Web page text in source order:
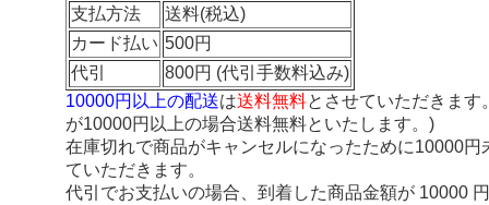
支払方法
送料(税込)
カード払い 500円
代引
800円 (代引手数料込み)
10000円以上の配送は送料無料とさせていただきま
が10000円以上の場合送料無料といたします。)
在庫切れで商品がキャンセルになったために10000
ていただきます。
代引でお支払いの場合、到着した商品金額が 10000